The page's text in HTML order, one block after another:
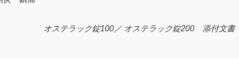
オステラック錠100／ オステラック錠200 添付文書